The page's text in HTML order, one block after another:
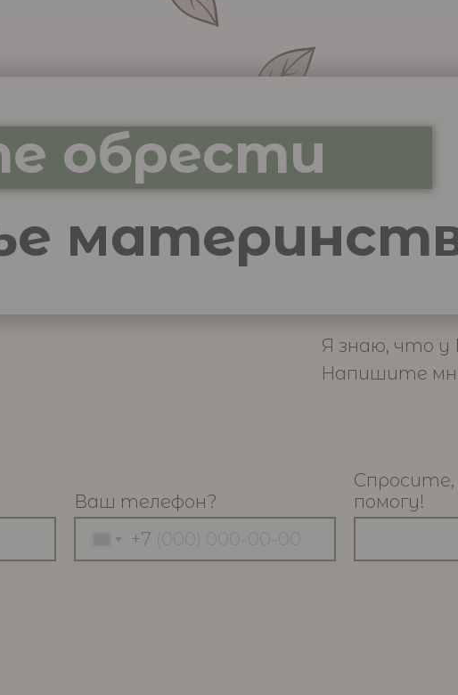
Ваш телефон?
+7
Спросите,
помогу!
обрести
Я знаю, что у
Напишите